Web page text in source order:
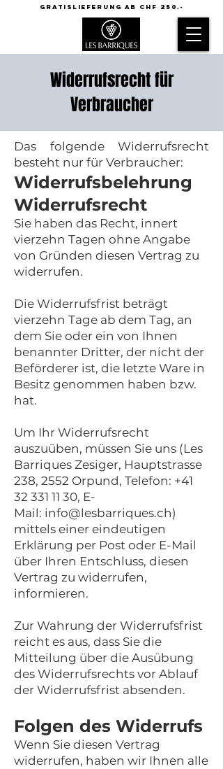
GRATISLIEFERUNG AB CHF 250.-
Widerrufsrecht für
Verbraucher
Das folgende Widerrufsrecht
besteht nur für Verbraucher:
Widerrufsbelehrung
Widerrufsrecht
Sie haben das Recht, innert
vierzehn Tagen ohne Angabe
von Gründen diesen Vertrag zu
widerrufen.
Die Widerrufsfrist beträgt
vierzehn Tage ab dem Tag, an
dem Sie oder ein von Ihnen
benannter Dritter, der nicht der
Beförderer ist, die letzte Ware in
Besitz genommen haben bzw.
hat.
Um Ihr Widerrufsrecht
auszuüben, müssen Sie uns (Les
Barriques Zesiger, Hauptstrasse
238, 2552 Orpund, Telefon: +41
32 331 11 30, E-
Mail: info@lesbarriques.ch)
mittels einer eindeutigen
Erklärung per Post oder E-Mail
über Ihren Entschluss, diesen
Vertrag zu widerrufen,
informieren.
Zur Wahrung der Widerrufsfrist
reicht es aus, dass Sie die
Mitteilung über die Ausübung
des Widerrufsrechts vor Ablauf
der Widerrufsfrist absenden.
Folgen des Widerrufs
Wenn Sie diesen Vertrag
widerrufen, haben wir Ihnen alle